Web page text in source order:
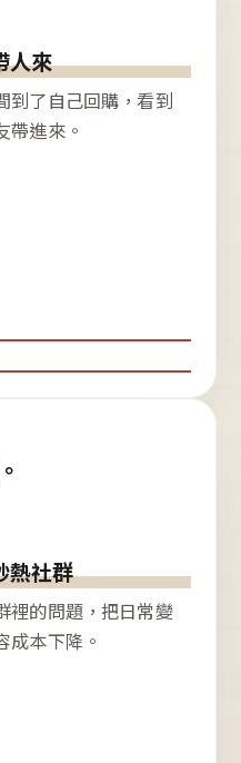
人來
到了自己回購，看到
帶進來。
熱社群
裡的問題，把日常變
成本下降。